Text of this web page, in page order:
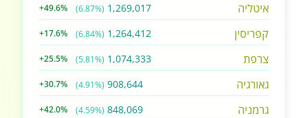
איטליה 1,269,017
(6.87%)
+49.6%
קפריסין 1,264,412
(6.84%)
+17.6%
צרפת 1,074,333
(5.81%)
+25.5%
גאורגיה 908,644
(4.91%)
+30.7%
גרמניה 848,069
(4.59%)
+42.0%